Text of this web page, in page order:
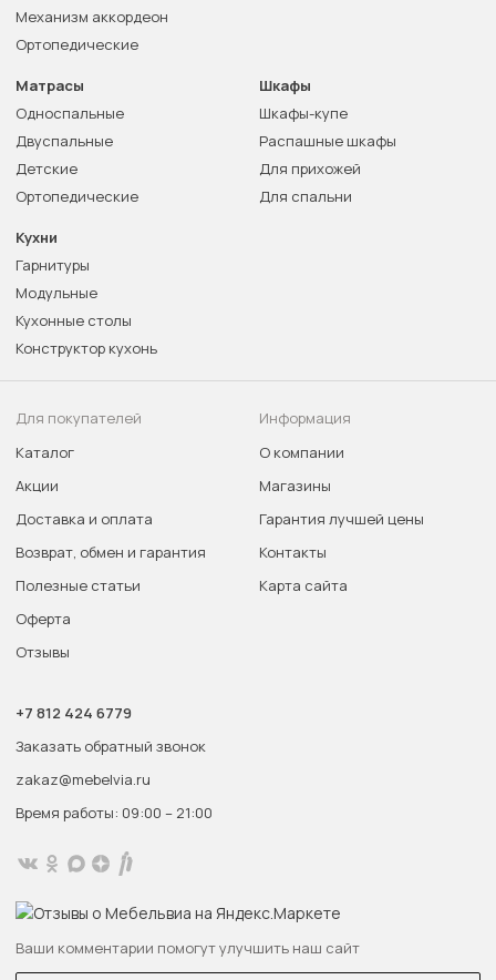
Механизм аккордеон
Ортопедические
Матрасы
Односпальные
Двуспальные
Детские
Ортопедические
Шкафы
Шкафы-купе
Распашные шкафы
Для прихожей
Для спальни
Кухни
Гарнитуры
Модульные
Кухонные столы
Конструктор кухонь
Для покупателей
Каталог
Акции
Доставка и оплата
Возврат, обмен и гарантия
Полезные статьи
Оферта
Отзывы
Информация
О компании
Магазины
Гарантия лучшей цены
Контакты
Карта сайта
+7 812 424 6779
Заказать обратный звонок
zakaz@mebelvia.ru
Время работы: 09:00 – 21:00
Ваши комментарии помогут улучшить наш сайт